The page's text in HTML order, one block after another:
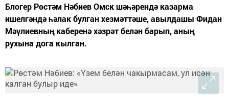
Блогер Рөстәм Нәбиев Омск шәһәрендә казарма
ишелгәндә һәлак булган хезмәттәше, авылдашы Фидан
Мәүлиевның каберенә хәзрәт белән барып, аның
рухына дога кылган.